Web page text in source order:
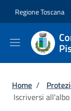
Regione Toscana
Briciole
Home /
Iscriversi